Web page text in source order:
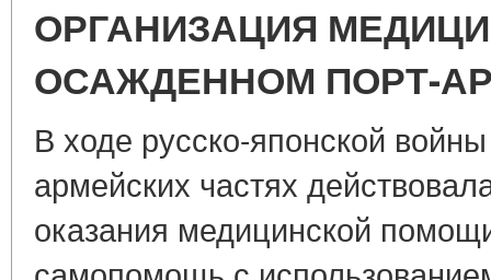
ОРГАНИЗАЦИЯ
ОСАЖДЕННОМ ПОРТ-
В ходе русско-японской
армейских частях
оказания медицинской